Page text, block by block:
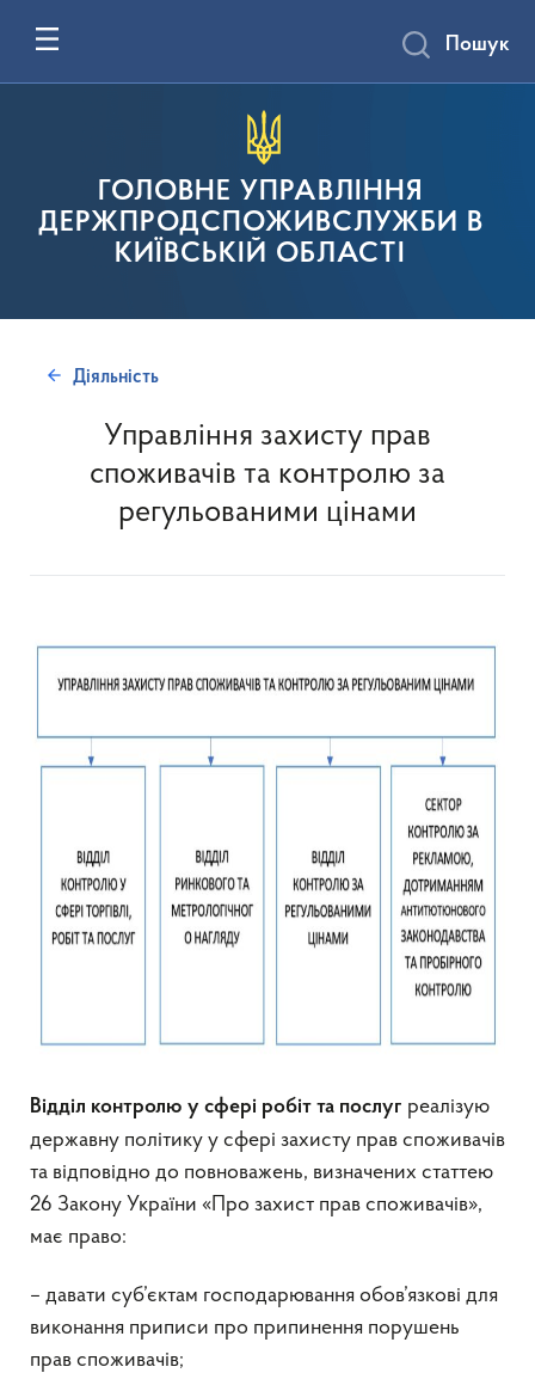
ГОЛОВНЕ УПРАВЛІННЯ
ДЕРЖПРОДСПОЖИВСЛУЖБИ В
КИЇВСЬКІЙ ОБЛАСТІ
Пошук
Діяльність
Управління захисту прав
споживачів та контролю за
регульованими цінами
Відділ контролю у сфері робіт та послуг реалізую
державну політику у сфері захисту прав споживачів
та відповідно до повноважень, визначених статтею
26 Закону України «Про захист прав споживачів»,
має право:
– давати суб’єктам господарювання обов’язкові для
виконання приписи про припинення порушень
прав споживачів;